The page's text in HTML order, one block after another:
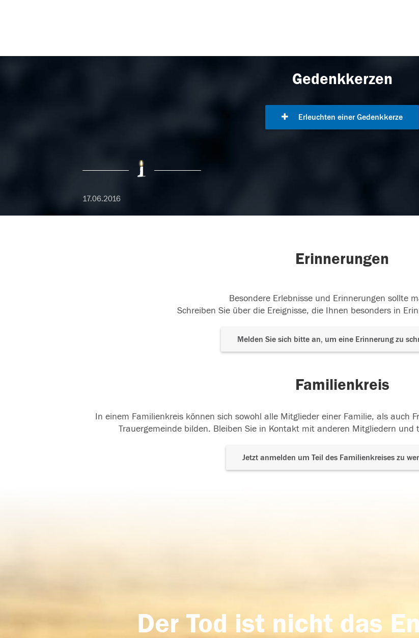
Gedenkkerzen
Erleuchten einer Gedenkkerze
17.06.2016
Erinnerungen
Besondere Erlebnisse und Erinnerungen sollte
Schreiben Sie über die Ereignisse, die Ihnen besonders in
Melden Sie sich bitte an, um eine Erinnerung zu
Familienkreis
In einem Familienkreis können sich sowohl alle Mitglieder einer Familie, als auch
Trauergemeinde bilden. Bleiben Sie in Kontakt mit anderen Mitgliedern und
Jetzt anmelden um Teil des Familienkreises zu
Der Tod ist nicht das